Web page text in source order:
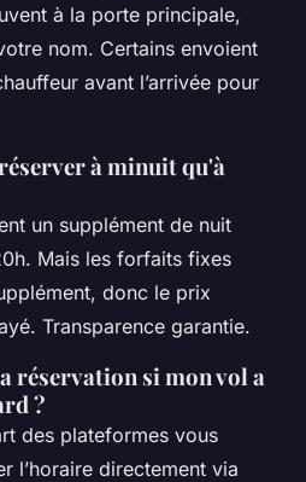
à la porte principale,
nom. Certains envoient
avant l’arrivée pour
à minuit qu'à
un supplément de nuit
Mais les forfaits fixes
donc le prix
Transparence garantie.
réservation si mon vol a
?
des plateformes vous
l’horaire directement via